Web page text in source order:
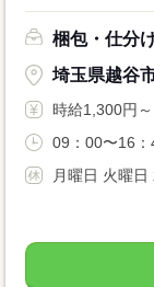
梱包・仕分
埼玉県越谷
時給1,300円
09：00〜16：
月曜日 火曜